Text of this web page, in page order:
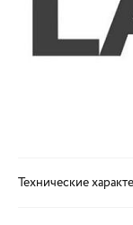
Технические